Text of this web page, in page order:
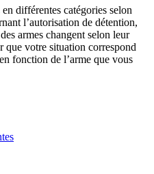
différentes catégories selon
l’autorisation de détention,
armes changent selon leur
que votre situation correspond
fonction de l’arme que vous